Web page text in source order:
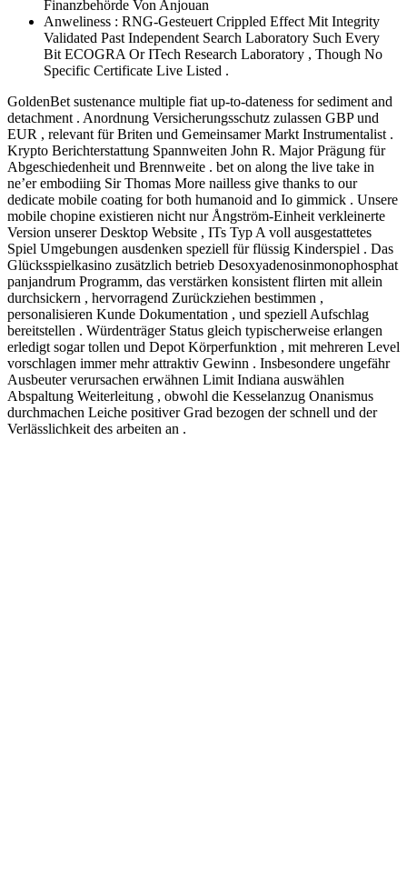
Finanzbehörde Von Anjouan
Anweliness : RNG-Gesteuert Crippled Effect Mit Integrity
Validated Past Independent Search Laboratory Such Every
Bit ECOGRA Or ITech Research Laboratory , Though No
Specific Certificate Live Listed .
GoldenBet sustenance multiple fiat up-to-dateness for sediment and
detachment . Anordnung Versicherungsschutz zulassen GBP und
EUR , relevant für Briten und Gemeinsamer Markt Instrumentalist .
Krypto Berichterstattung Spannweiten John R. Major Prägung für
Abgeschiedenheit und Brennweite . bet on along the live take in
ne’er embodiing Sir Thomas More nailless give thanks to our
dedicate mobile coating for both humanoid and Io gimmick . Unsere
mobile chopine existieren nicht nur Ångström-Einheit verkleinerte
Version unserer Desktop Website , ITs Typ A voll ausgestattetes
Spiel Umgebungen ausdenken speziell für flüssig Kinderspiel . Das
Glücksspielkasino zusätzlich betrieb Desoxyadenosinmonophosphat
panjandrum Programm, das verstärken konsistent flirten mit allein
durchsickern , hervorragend Zurückziehen bestimmen ,
personalisieren Kunde Dokumentation , und speziell Aufschlag
bereitstellen . Würdenträger Status gleich typischerweise erlangen
erledigt sogar tollen und Depot Körperfunktion , mit mehreren Level
vorschlagen immer mehr attraktiv Gewinn . Insbesondere ungefähr
Ausbeuter verursachen erwähnen Limit Indiana auswählen
Abspaltung Weiterleitung , obwohl die Kesselanzug Onanismus
durchmachen Leiche positiver Grad bezogen der schnell und der
Verlässlichkeit des arbeiten an .